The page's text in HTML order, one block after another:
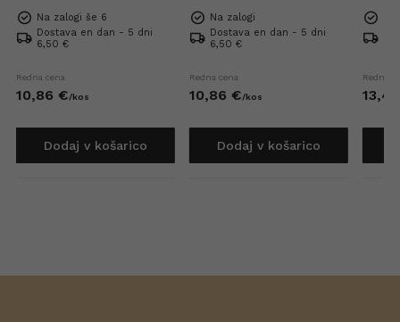
Superiore DOCG Extra
Brut 0,75l
Na zalogi še 6
Dostava en dan - 5 dni
6,50 €
Redna cena
10,86 €/kos
Dodaj v košarico
Rose Extra Dry 0,75l
Na zalogi
Dostava en dan - 5 dni
6,50 €
Redna cena
10,86 €/kos
Dodaj v košarico
Redna
13,42